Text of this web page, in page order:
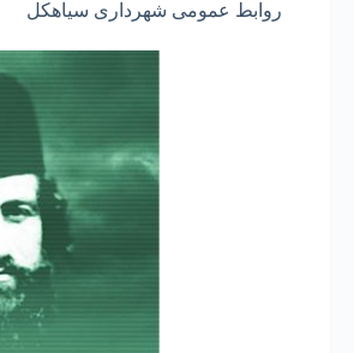
روابط عمومی شهرداری سیاهکل